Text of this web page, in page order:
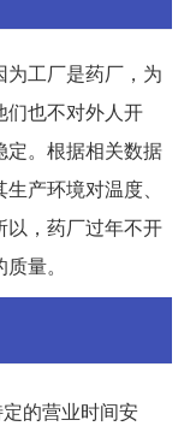
工厂是药厂，为
们也不对外人开
定。根据相关数据
产环境对温度、
以，药厂过年不开
量。
的营业时间安